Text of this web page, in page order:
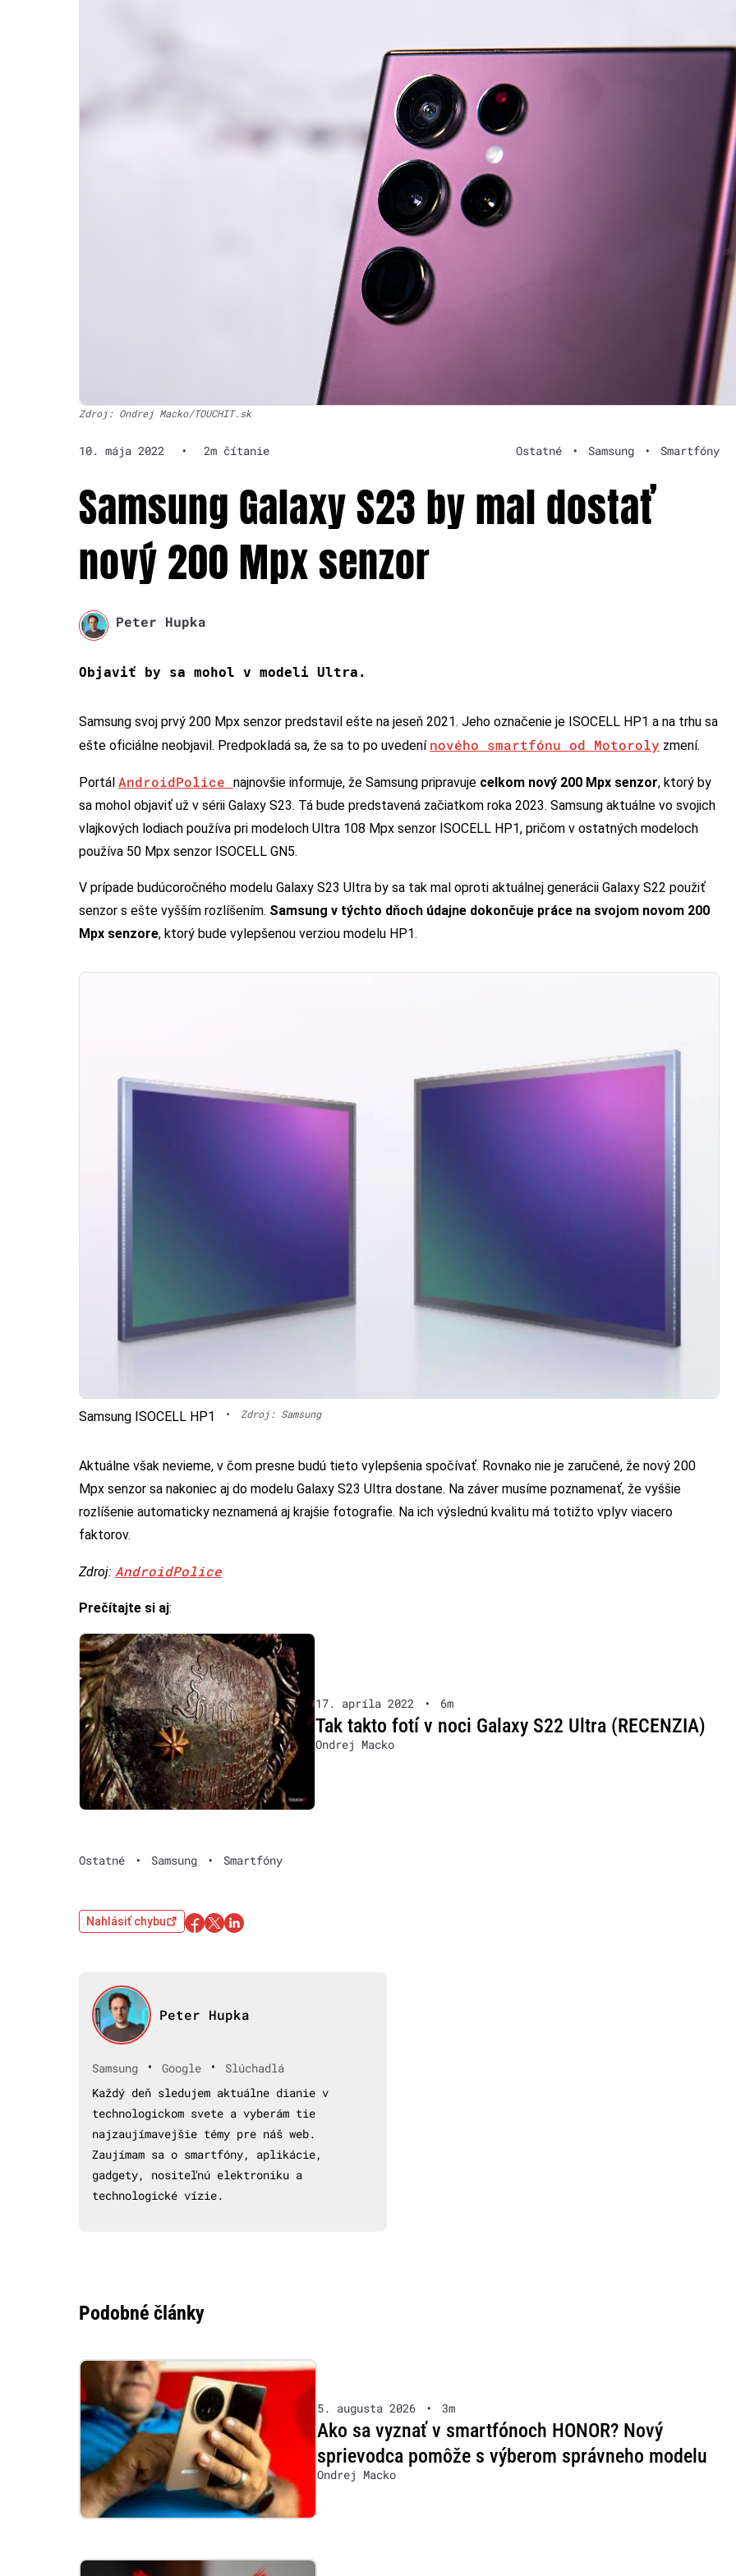
Zdroj: Ondrej Macko/TOUCHIT.sk
10. mája 2022 • 2m čítanie Ostatné • Samsung • Smartfóny
Samsung Galaxy S23 by mal dostať
nový 200 Mpx senzor
Peter Hupka
Objaviť by sa mohol v modeli Ultra.
Samsung svoj prvý 200 Mpx senzor predstavil ešte na jeseň 2021. Jeho označenie je ISOCELL HP1 a na trhu sa
ešte oficiálne neobjavil. Predpokladá sa, že sa to po uvedení nového smartfónu od Motoroly zmení.
Portál AndroidPolice najnovšie informuje, že Samsung pripravuje celkom nový 200 Mpx senzor, ktorý by
sa mohol objaviť už v sérii Galaxy S23. Tá bude predstavená začiatkom roka 2023. Samsung aktuálne vo svojich
vlajkových lodiach používa pri modeloch Ultra 108 Mpx senzor ISOCELL HP1, pričom v ostatných modeloch
používa 50 Mpx senzor ISOCELL GN5.
V prípade budúcoročného modelu Galaxy S23 Ultra by sa tak mal oproti aktuálnej generácii Galaxy S22 použiť
senzor s ešte vyšším rozlíšením. Samsung v týchto dňoch údajne dokončuje práce na svojom novom 200
Mpx senzore, ktorý bude vylepšenou verziou modelu HP1.
Samsung ISOCELL HP1 • Zdroj: Samsung
Aktuálne však nevieme, v čom presne budú tieto vylepšenia spočívať. Rovnako nie je zaručené, že nový 200
Mpx senzor sa nakoniec aj do modelu Galaxy S23 Ultra dostane. Na záver musíme poznamenať, že vyššie
rozlíšenie automaticky neznamená aj krajšie fotografie. Na ich výslednú kvalitu má totižto vplyv viacero
faktorov.
Zdroj: AndroidPolice
Prečítajte si aj:
17. apríla 2022 • 6m
Tak takto fotí v noci Galaxy S22 Ultra (RECENZIA)
Ondrej Macko
Ostatné • Samsung • Smartfóny
Nahlásiť chybu
Peter Hupka
Samsung • Google •
Slúchadlá
Každý deň sledujem aktuálne dianie v
technologickom svete a vyberám tie
najzaujímavejšie témy pre náš web.
Zaujímam sa o smartfóny, aplikácie,
gadgety, nositeľnú elektroniku a
technologické vízie.
Podobné články
5. augusta 2026 • 3m
Ako sa vyznať v smartfónoch HONOR? Nový
sprievodca pomôže s výberom správneho modelu
Ondrej Macko